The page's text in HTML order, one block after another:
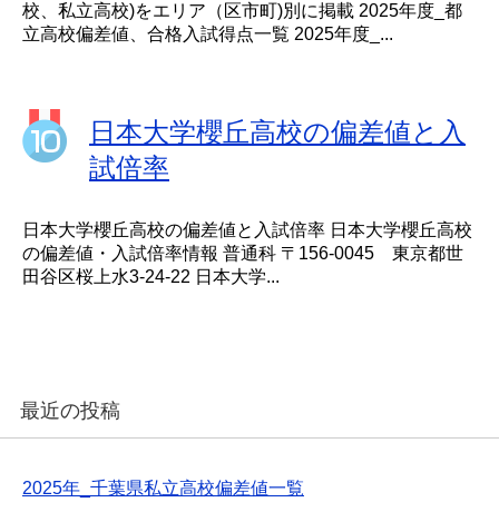
校、私立高校)をエリア（区市町)別に掲載 2025年度_都
立高校偏差値、合格入試得点一覧 2025年度_...
日本大学櫻丘高校の偏差値と入
試倍率
日本大学櫻丘高校の偏差値と入試倍率 日本大学櫻丘高校
の偏差値・入試倍率情報 普通科 〒156-0045 東京都世
田谷区桜上水3-24-22 日本大学...
最近の投稿
2025年_千葉県私立高校偏差値一覧